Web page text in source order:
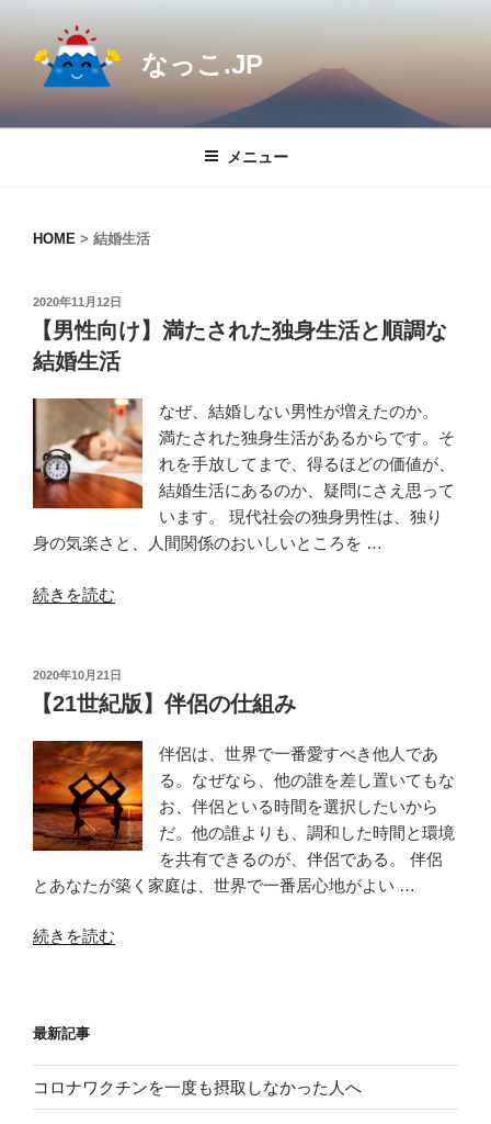
なっこ.JP
メニュー
HOME > 結婚生活
投
日:
2020年11月12日
【男性向け】満たされた独身生活と順調な
結婚生活
なぜ、結婚しない男性が増えたのか。
満たされた独身生活があるからです。そ
れを手放してまで、得るほどの価値が、
結婚生活にあるのか、疑問にさえ思って
います。 現代社会の独身男性は、独り
身の気楽さと、人間関係のおいしいところを …
“【男
け】
満
さ
れ
た
独
身
生
と
結
婚
生
続きを読む
投
日:
2020年10月21日
【21世紀版】伴侶の仕組み
伴侶は、世界で一番愛すべき他人であ
る。なぜなら、他の誰を差し置いてもな
お、伴侶といる時間を選択したいから
だ。他の誰よりも、調和した時間と環境
を共有できるのが、伴侶である。 伴侶
とあなたが築く家庭は、世界で一番居心地がよい …
“【21
伴
侶
の
続きを読む
最新記事
コロナワクチンを一度も摂取しなかった人へ